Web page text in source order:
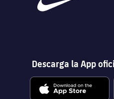
Descarga la App